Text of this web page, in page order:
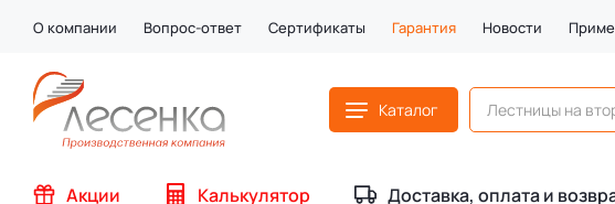
О компании Вопрос-ответ Сертификаты Гарантия Новости
Каталог
Акции Калькулятор Доставка, оплата и